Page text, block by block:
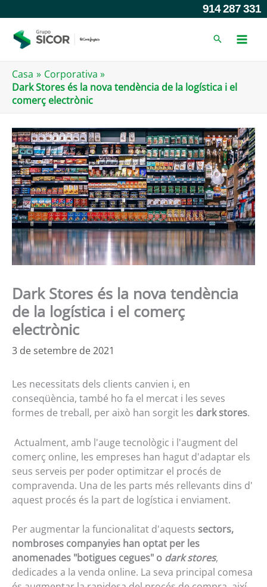
al
contingut
914 287 331
Casa
Corporativa
Dark Stores és la nova tendència de la logística i el
comerç electrònic
Dark Stores és la nova tendència
de la logística i el comerç
electrònic
3 de setembre de 2021
Les necessitats dels clients canvien i, en
conseqüència, també ho fa el mercat i les seves
formes de treball, per això han sorgit les dark stores.
Actualment, amb l'auge tecnològic i l'augment del
comerç online, les empreses han hagut d'adaptar els
seus serveis per poder optimitzar el procés de
compravenda. Una de les parts més rellevants dins d'
aquest procés és la part de logística i enviament.
Per augmentar la funcionalitat d'aquests sectors,
nombroses companyies han optat per les
anomenades "botigues cegues" o dark stores,
dedicades a la venda online. La seva principal comesa